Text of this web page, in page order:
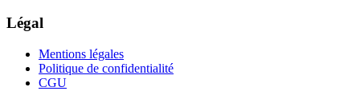
Légal
Mentions légales
Politique de confidentialité
CGU